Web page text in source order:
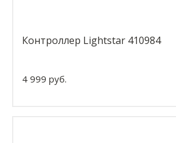
Контроллер Lightstar 410984
4 999 руб.